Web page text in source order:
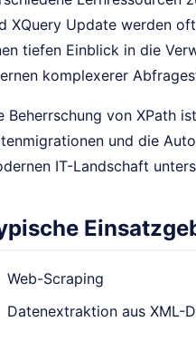
XQuery Update werden
tiefen Einblick in die
komplexerer
Beherrschung von XPath
und die
IT-Landschaft
Web-Scraping
Datenextraktion aus XML-